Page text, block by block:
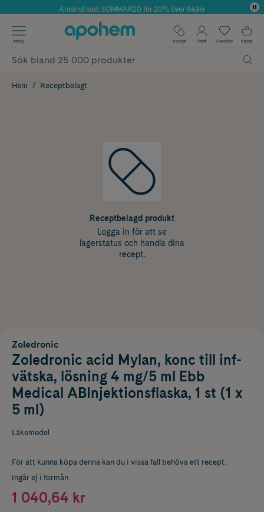
Årets Butik 2025 inom Skönhet
Använd kod: SOMMAR20 för 20% över 649kr
✓ Fri frakt
✓ Poäng på alla köp*
Meny Recept Profil Favoriter Kassa
Hem Receptbelagt
Receptbelagd produkt
Logga in för att se
lagerstatus och handla dina
recept.
Zoledronic
Zoledronic acid Mylan, konc till inf-
vätska, lösning 4 mg/5 ml Ebb
Medical ABInjektionsflaska, 1 st (1 x
5 ml)
Läkemedel
För att kunna köpa denna kan du i vissa fall behöva ett recept.
Ingår ej i förmån
1 040,64 kr